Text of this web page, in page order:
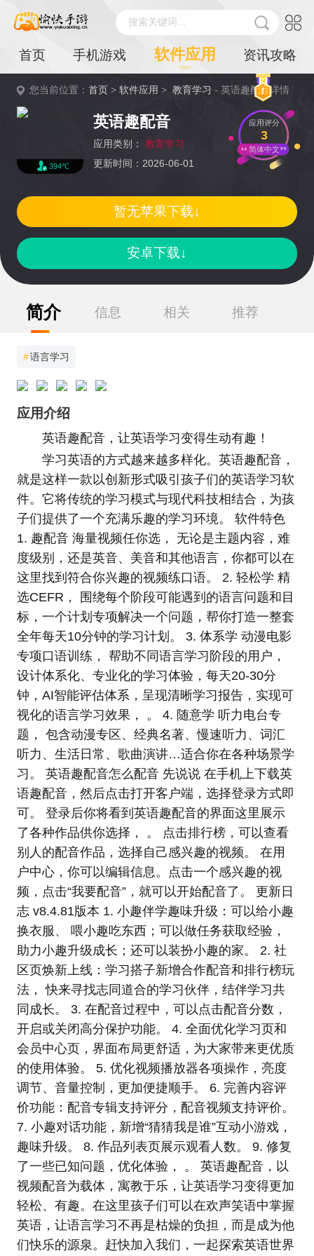
搜索关键词...
首页 手机游戏 软件应用 资讯攻略
您当前位置：首页 >软件应用 > 教育学习 - 英语趣配音详情
394℃
英语趣配音
应用类别：
教育学习
更新时间：2026-06-01
应用评分
3
简体中文
安卓下载↓
暂无苹果下载↓
简介 信息 相关 推荐
#语言学习
应用介绍
英语趣配音，让英语学习变得生动有趣！
学习英语的方式越来越多样化。英语趣配音，
就是这样一款以创新形式吸引孩子们的英语学习软
件。它将传统的学习模式与现代科技相结合，为孩
子们提供了一个充满乐趣的学习环境。 软件特色
1. 趣配音 海量视频任你选， 无论是主题内容，难
度级别，还是英音、美音和其他语言，你都可以在
这里找到符合你兴趣的视频练口语。 2. 轻松学 精
选CEFR， 围绕每个阶段可能遇到的语言问题和目
标，一个计划专项解决一个问题，帮你打造一整套
全年每天10分钟的学习计划。 3. 体系学 动漫电影
专项口语训练， 帮助不同语言学习阶段的用户，
设计体系化、专业化的学习体验，每天20-30分
钟，AI智能评估体系，呈现清晰学习报告，实现可
视化的语言学习效果， 。 4. 随意学 听力电台专
题， 包含动漫专区、经典名著、慢速听力、词汇
听力、生活日常、歌曲演讲…适合你在各种场景学
习。 英语趣配音怎么配音 先说说 在手机上下载英
语趣配音，然后点击打开客户端，选择登录方式即
可。 登录后你将看到英语趣配音的界面这里展示
了各种作品供你选择， 。 点击排行榜，可以查看
别人的配音作品，选择自己感兴趣的视频。 在用
户中心，你可以编辑信息。点击一个感兴趣的视
频，点击“我要配音”，就可以开始配音了。 更新日
志 v8.4.81版本 1. 小趣伴学趣味升级：可以给小趣
换衣服、 喂小趣吃东西；可以做任务获取经验，
助力小趣升级成长；还可以装扮小趣的家。 2. 社
区页焕新上线：学习搭子新增合作配音和排行榜玩
法， 快来寻找志同道合的学习伙伴，结伴学习共
同成长。 3. 在配音过程中，可以点击配音分数，
开启或关闭高分保护功能。 4. 全面优化学习页和
会员中心页，界面布局更舒适，为大家带来更优质
的使用体验。 5. 优化视频播放器各项操作，亮度
调节、音量控制，更加便捷顺手。 6. 完善内容评
价功能：配音专辑支持评分，配音视频支持评价。
7. 小趣对话功能，新增“猜猜我是谁”互动小游戏，
趣味升级。 8. 作品列表页展示观看人数。 9. 修复
了一些已知问题，优化体验， 。 英语趣配音，以
视频配音为载体，寓教于乐，让英语学习变得更加
轻松、有趣。在这里孩子们可以在欢声笑语中掌握
英语，让语言学习不再是枯燥的负担，而是成为他
们快乐的源泉。赶快加入我们，一起探索英语世界